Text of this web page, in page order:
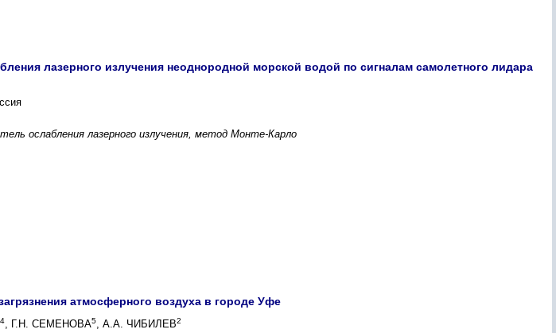
лазерного излучения неоднородной морской водой по сигналам самолетного лидара
ослабления лазерного излучения, метод Монте-Карло
атмосферного воздуха в городе Уфе
, Г.Н. СЕМЕНОВА5, А.А. ЧИБИЛЕВ2